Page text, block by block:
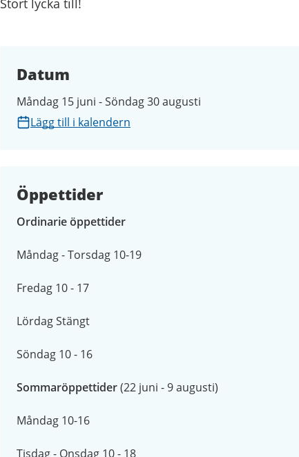
Stort lycka till!
Datum
Måndag 15 juni - Söndag 30 augusti
Lägg till i kalendern
Öppettider
Ordinarie öppettider
Måndag - Torsdag 10-19
Fredag 10 - 17
Lördag Stängt
Söndag 10 - 16
Sommaröppettider(22 juni - 9 augusti)
Måndag 10-16
Tisdag - Onsdag 10 - 18